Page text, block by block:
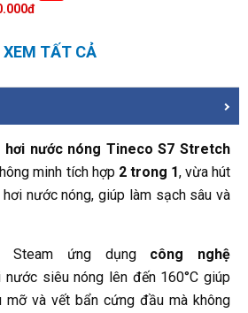
đ
XEM TẤT CẢ
hơi nước nóng Tineco S7 Stretch
minh tích hợp 2 trong 1, vừa hút
nước nóng, giúp làm sạch sâu và
Steam ứng dụng công nghệ
nước siêu nóng lên đến 160°C giúp
mỡ và vết bẩn cứng đầu mà không